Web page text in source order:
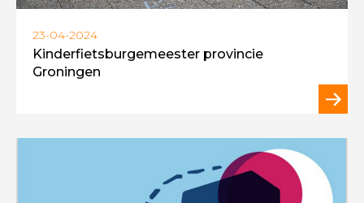
23-04-2024
Kinderfietsburgemeester provincie
Groningen